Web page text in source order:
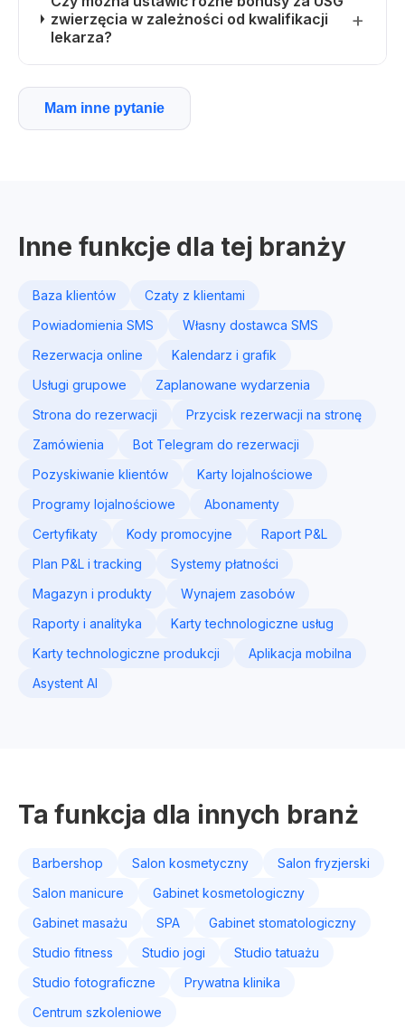
zwierzęcia w zależności od kwalifikacji
lekarza?
Mam inne pytanie
Inne funkcje dla tej branży
Baza klientów
Czaty z klientami
Powiadomienia SMS
Własny dostawca SMS
Rezerwacja online
Kalendarz i grafik
Usługi grupowe
Zaplanowane wydarzenia
Strona do rezerwacji
Przycisk rezerwacji na stronę
Zamówienia
Bot Telegram do rezerwacji
Pozyskiwanie klientów
Karty lojalnościowe
Programy lojalnościowe
Abonamenty
Certyfikaty
Kody promocyjne
Raport P&L
Plan P&L i tracking
Systemy płatności
Magazyn i produkty
Wynajem zasobów
Raporty i analityka
Karty technologiczne usług
Karty technologiczne produkcji
Aplikacja mobilna
Asystent AI
Ta funkcja dla innych branż
Barbershop Salon kosmetyczny
Salon fryzjerski
Salon manicure
Gabinet kosmetologiczny
Gabinet masażu
SPA
Gabinet stomatologiczny
Studio fitness
Studio jogi
Studio tatuażu
Studio fotograficzne
Prywatna klinika
Centrum szkoleniowe